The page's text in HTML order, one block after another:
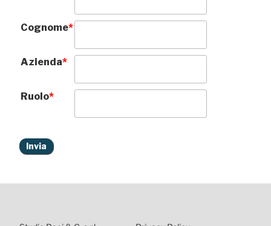
Cognome*
Azienda*
Ruolo*